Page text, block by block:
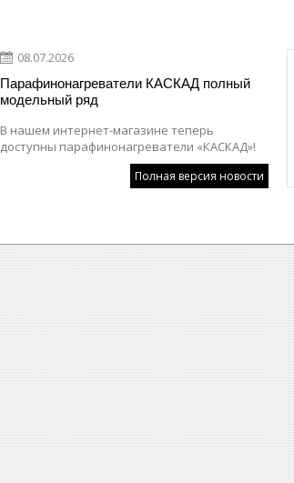
08.07.2026
Парафинонагреватели КАСКАД полный
модельный ряд
В нашем интернет-магазине теперь
доступны парафинонагреватели «КАСКАД»!
Полная версия новости